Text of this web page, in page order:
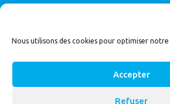
Nous utilisons des cookies pour optimiser notre
Accepter
Refuser